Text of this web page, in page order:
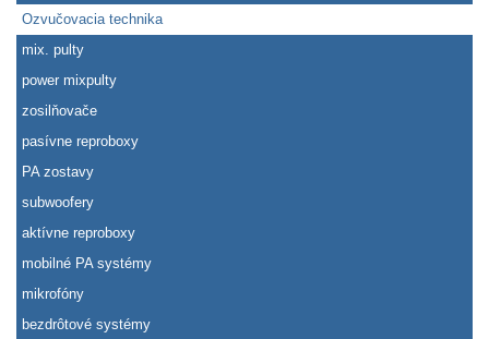
Ozvučovacia technika
mix. pulty
power mixpulty
zosilňovače
pasívne reproboxy
PA zostavy
subwoofery
aktívne reproboxy
mobilné PA systémy
mikrofóny
bezdrôtové systémy